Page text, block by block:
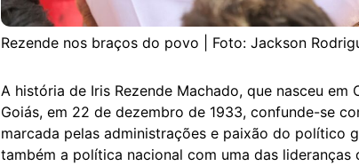
Rezende nos braços do povo | Foto: Jackson
A história de Iris Rezende Machado, que nasceu em
Goiás, em 22 de dezembro de 1933, confunde-se
marcada pelas administrações e paixão do político
também a política nacional com uma das lideranças